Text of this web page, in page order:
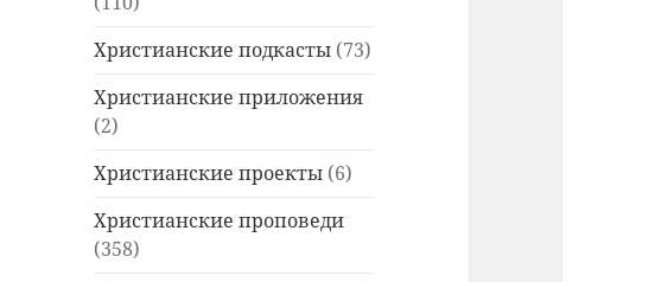
Христианские подкасты (73)
Христианские приложения
(2)
Христианские проекты (6)
Христианские проповеди
(358)